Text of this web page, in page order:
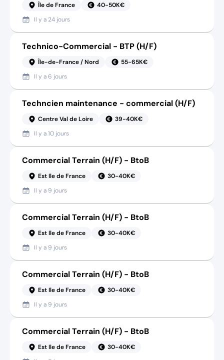
Île de France
40-50K€
Il y a 24 jours
Technico-Commercial - BTP (H/F)
Île-de-France / Nord
55-65K€
Il y a6 jours
Techncien maintenance - commercial (H/F)
Centre Val de Loire
39-40K€
Il y a10 jours
Commercial Terrain (H/F) - BtoB
Est Ile de France
30-40K€
Il y a 9 jours
Commercial Terrain (H/F) - BtoB
Est Ile de France
30-40K€
Il y a 9 jours
Commercial Terrain (H/F) - BtoB
Est Ile de France
30-40K€
Il y a 9 jours
Commercial Terrain (H/F) - BtoB
Est Ile de France
30-40K€